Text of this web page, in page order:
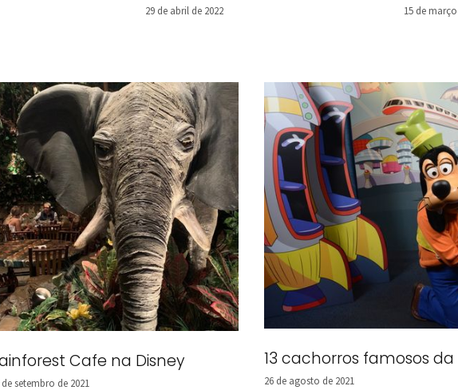
29 de abril de 2022 15 de
Cafe na Disney
de setembro de 2021
13 cachorros famosos da
26 de agosto de 2021